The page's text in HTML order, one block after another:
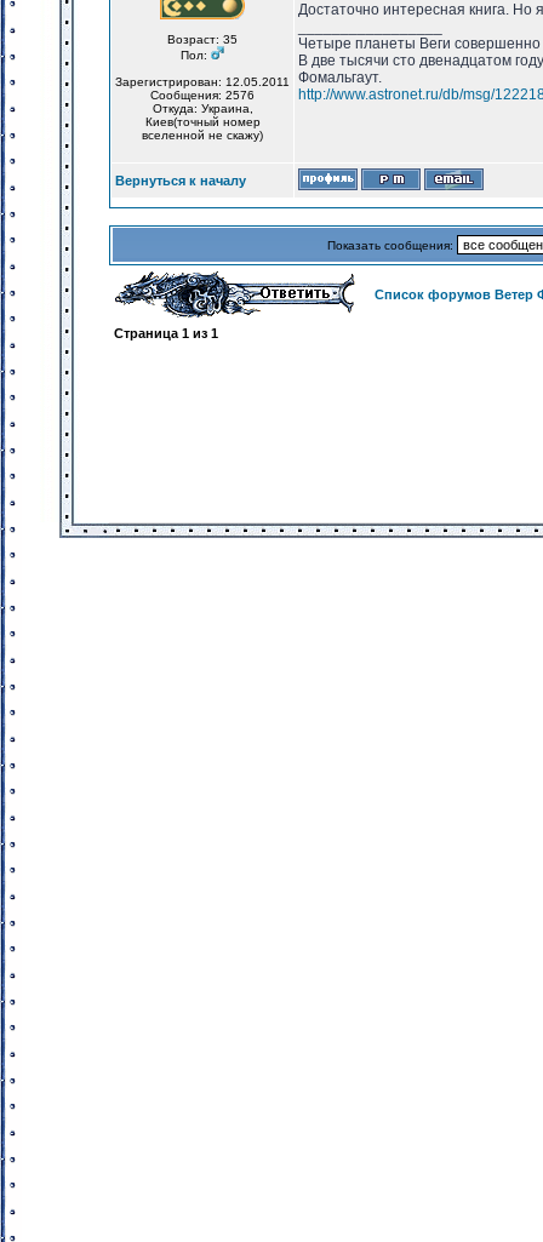
Возраст: 35
Пол:
Зарегистрирован: 12.05.2011
Сообщения: 2576
Откуда: Украина,
Киев(точный номер
вселенной не скажу)
Достаточно интересная книга. Но
Четыре планеты Веги
В две тысячи сто двенадцатом
Фомальгаут.
http://www.astronet.ru/db/msg/
Вернуться к началу
Показать сообщения:
Список форумов Ветер
Страница 1 из 1